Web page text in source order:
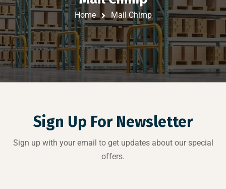
Home Mail Chimp
Sign Up For Newsletter
Sign up with your email to get updates about our special
offers.